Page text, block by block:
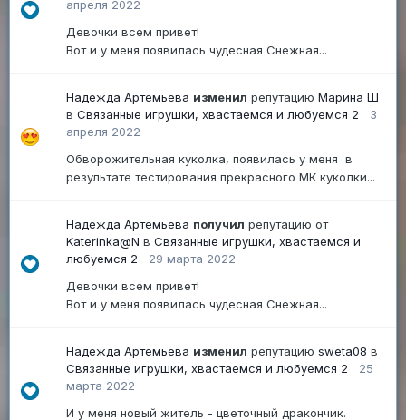
апреля 2022
Девочки всем привет!
Вот и у меня появилась чудесная Снежная...
Надежда Артемьева изменил репутацию Марина Ш
в Связанные игрушки, хвастаемся и любуемся 2
3
апреля 2022
Обворожительная куколка, появилась у меня в
результате тестирования прекрасного МК куколки...
Надежда Артемьева получил репутацию от
Katerinka@N в Связанные игрушки, хвастаемся и
любуемся 2
29 марта 2022
Девочки всем привет!
Вот и у меня появилась чудесная Снежная...
Надежда Артемьева изменил репутацию sweta08 в
Связанные игрушки, хвастаемся и любуемся 2
25
марта 2022
И у меня новый житель - цветочный дракончик.